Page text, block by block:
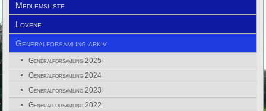
Medlemsliste
Lovene
Generalforsamling arkiv
Generalforsamling 2025
Generalforsamling 2024
Generalforsamling 2023
Generalforsamling 2022